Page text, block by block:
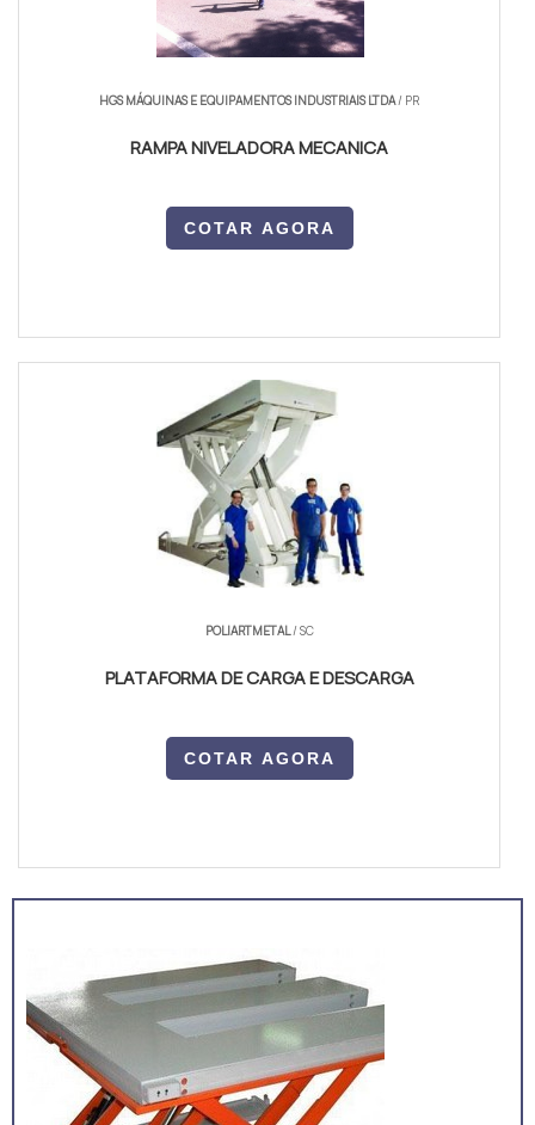
HGS MÁQUINAS E EQUIPAMENTOS INDUSTRIAIS LTDA/ PR
RAMPA NIVELADORA MECANICA
COTAR AGORA
POLIARTMETAL/ SC
PLATAFORMA DE CARGA E DESCARGA
COTAR AGORA